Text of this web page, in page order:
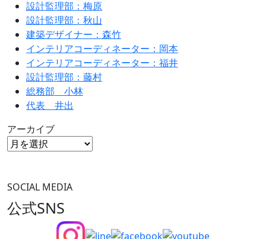
設計監理部：梅原
設計監理部：秋山
建築デザイナー：森竹
インテリアコーディネーター：岡本
インテリアコーディネーター：福井
設計監理部：藤村
総務部 小林
代表 井出
アーカイブ
SOCIAL MEDIA
公式SNS